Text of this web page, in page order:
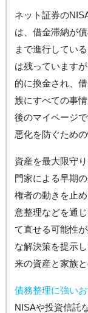
ネット証券の
は、借金滞納が
まで進行してい
は残っています
的に換金され、
族にすべての事
後のマイページ
悪化を防ぐため
資産を最大限守
門家による早期
権者の動きを止
意整理などを通
て直せる可能性
な解決策を提示
来の資産と家族
債務整理に強い
NISAや投資信託